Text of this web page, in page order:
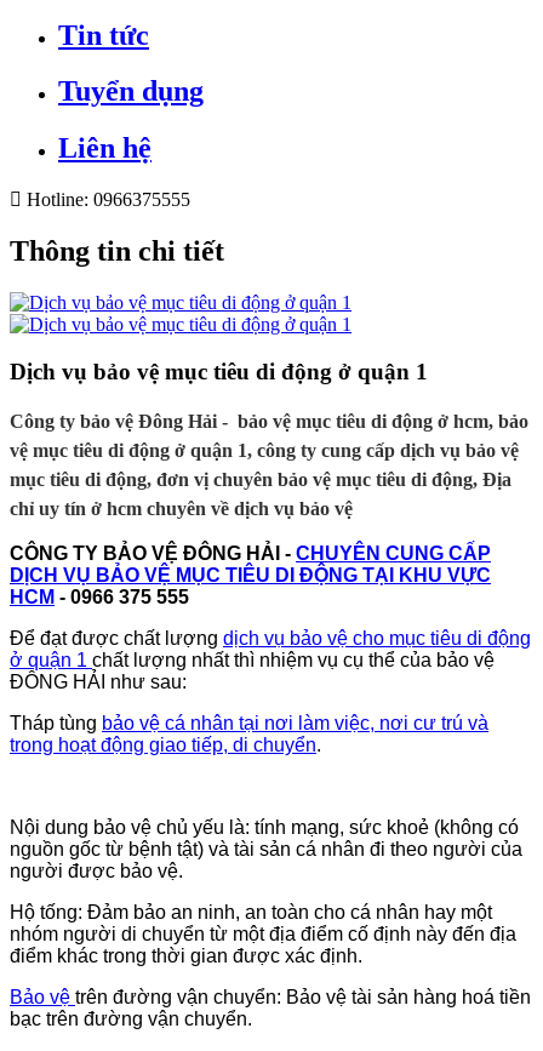
Tin tức
Tuyển dụng
Liên hệ
Hotline: 0966375555
Thông tin chi tiết
Dịch vụ bảo vệ mục tiêu di động ở quận 1
Công ty bảo vệ Đông Hải - bảo vệ mục tiêu di động ở hcm, bảo
vệ mục tiêu di động ở quận 1, công ty cung cấp dịch vụ bảo vệ
mục tiêu di động, đơn vị chuyên bảo vệ mục tiêu di động, Địa
chỉ uy tín ở hcm chuyên về dịch vụ bảo vệ
CÔNG TY BẢO VỆ ĐÔNG HẢI - CHUYÊN CUNG CẤP
DỊCH VỤ BẢO VỆ MỤC TIÊU DI ĐỘNG TẠI KHU VỰC
HCM - 0966 375 555
Để đạt được chất lượng dịch vụ bảo vệ cho mục tiêu di động
ở quận 1 chất lượng nhất thì nhiệm vụ cụ thể của bảo vệ
ĐÔNG HẢI như sau:
Tháp tùng bảo vệ cá nhân tại nơi làm việc, nơi cư trú và
trong hoạt động giao tiếp, di chuyển.
Nội dung bảo vệ chủ yếu là: tính mạng, sức khoẻ (không có
nguồn gốc từ bệnh tật) và tài sản cá nhân đi theo người của
người được bảo vệ.
Hộ tống: Đảm bảo an ninh, an toàn cho cá nhân hay một
nhóm người di chuyển từ một địa điểm cố định này đến địa
điểm khác trong thời gian được xác định.
Bảo vệ trên đường vận chuyển: Bảo vệ tài sản hàng hoá tiền
bạc trên đường vận chuyển.